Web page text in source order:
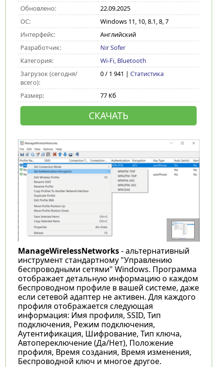
Обновлено:
22.09.2025
ОС:
Windows 11, 10, 8.1, 8, 7
Интерфейс:
Английский
Разработчик:
Nir Sofer
Категория:
Wi-Fi, Bluetooth
Загрузок (сегодня/
всего):
0 / 1 941 | Статистика
Размер: 77 Кб
СКАЧАТЬ
ManageWirelessNetworks- альтернативный
инструмент стандартному "Управлению
беспроводными сетями" Windows. Программа
отображает детальную информацию о каждом
беспроводном профиле в вашей системе, даже
если сетевой адаптер не активен. Для каждого
профиля отображается следующая
информация: Имя профиля, SSID, Тип
подключения, Режим подключения,
Аутентификация, Шифрование, Тип ключа,
Автопереключение (Да/Нет), Положение
профиля, Время создания, Время изменения,
Беспроводной ключ и многое другое.